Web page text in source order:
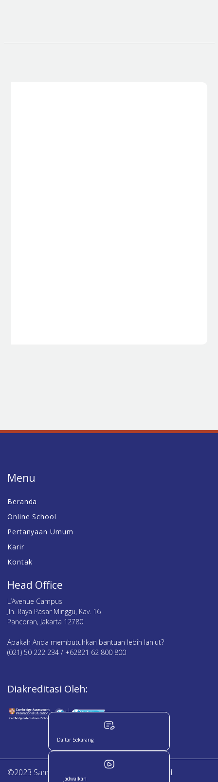
Menu
Beranda
Online School
Pertanyaan Umum
Karir
Kontak
Head Office
L’Avenue Campus
Jln. Raya Pasar Minggu, Kav. 16
Pancoran, Jakarta 12780
Apakah Anda membutuhkan bantuan lebih lanjut?
(021) 50 222 234 / +62821 62 800 800
Diakreditasi Oleh:
©2023 Sampoerna Academy. All Right Reserved
Daftar Sekarang
Jadwalkan